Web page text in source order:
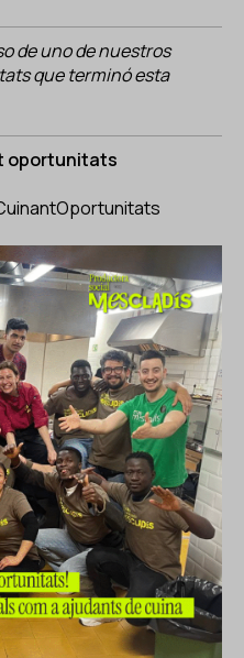
de uno de nuestros
que terminó esta
oportunitats